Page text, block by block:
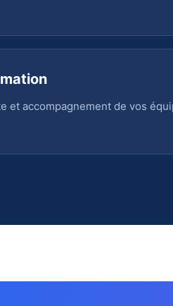
et accompagnement de vos